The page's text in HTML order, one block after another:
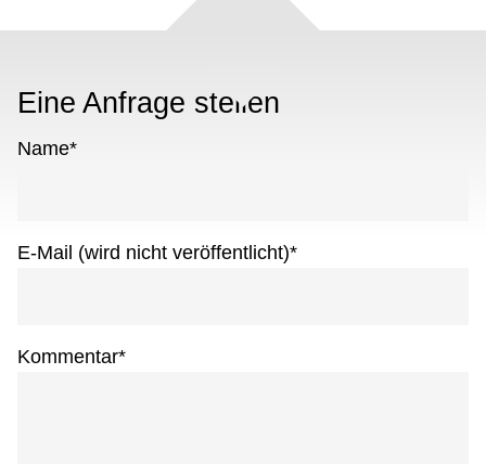
Eine Anfrage stellen
Name*
E-Mail (wird nicht veröffentlicht)*
Kommentar*